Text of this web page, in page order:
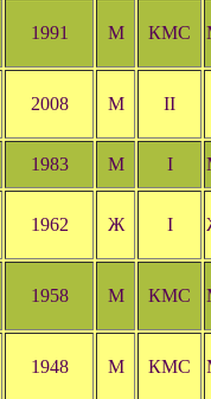
1991 М КМС
2008 М II
1983 М I
1962 Ж I
1958 М КМС
1948 М КМС